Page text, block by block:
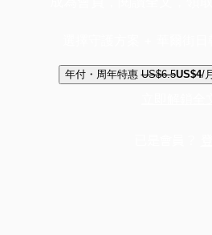
年付・周年特惠 US$6.5US$4/月